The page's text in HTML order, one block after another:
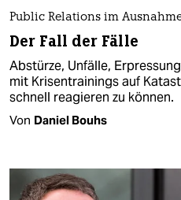
Public Relations im
Der Fall der Fälle
Abstürze, Unfälle,
mit Krisentrainings auf
schnell reagieren zu können.
Von Daniel Bouhs